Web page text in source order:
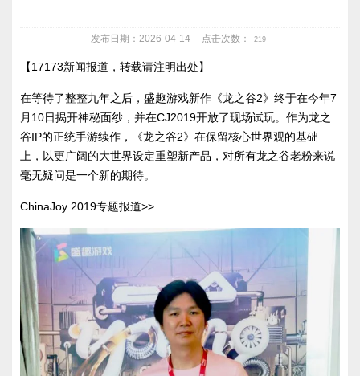
发布日期：2026-04-14 点击次数： 219
【17173新闻报道，转载请注明出处】
在等待了整整九年之后，盛趣游戏新作《龙之谷2》终于在今年7
月10日揭开神秘面纱，并在CJ2019开放了现场试玩。作为龙之
谷IP的正统手游续作，《龙之谷2》在保留核心世界观的基础
上，以更广阔的大世界设定重塑新产品，对所有龙之谷老粉来说
毫无疑问是一个新的期待。
ChinaJoy 2019专题报道>>